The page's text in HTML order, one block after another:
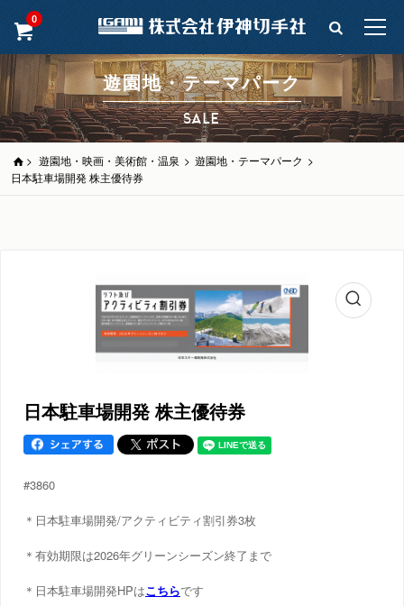
0
遊園地・テーマパーク
SALE
> 遊園地・映画・美術館・温泉 > 遊園地・テーマパーク >
日本駐車場開発 株主優待券
日本駐車場開発 株主優待券
#3860
＊日本駐車場開発/アクティビティ割引券3枚
＊有効期限は2026年グリーンシーズン終了まで
＊日本駐車場開発HPはこちらです